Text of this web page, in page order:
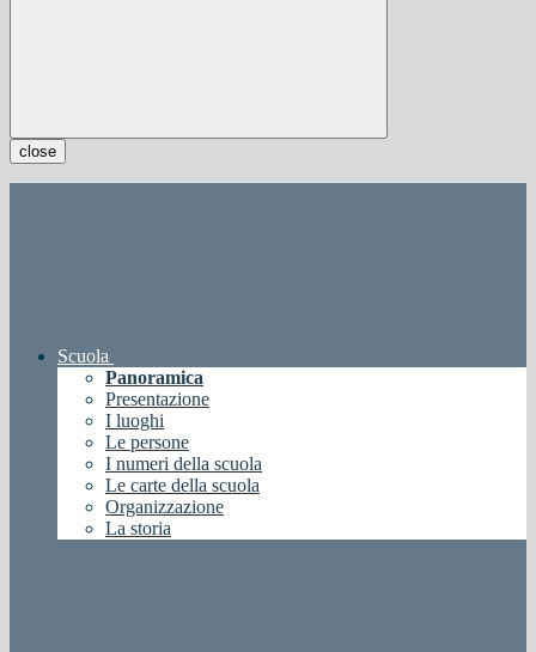
close
Scuola
Panoramica
Presentazione
I luoghi
Le persone
I numeri della scuola
Le carte della scuola
Organizzazione
La storia